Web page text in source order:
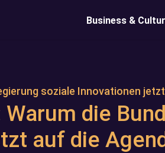
Business &
die
auf die